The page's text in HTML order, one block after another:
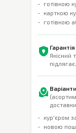
готівкою
карткою
готівкою
Гарантія
Якісний
підлягає.
кур'єром
новою